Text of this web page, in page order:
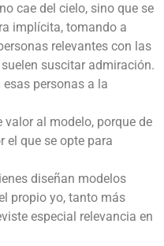
cae del cielo, sino que se
implícita, tomando a
relevantes con las
suscitar admiración.
personas a la
valor al modelo, porque de
el que se opte para
diseñan modelos
propio yo, tanto más
especial relevancia en